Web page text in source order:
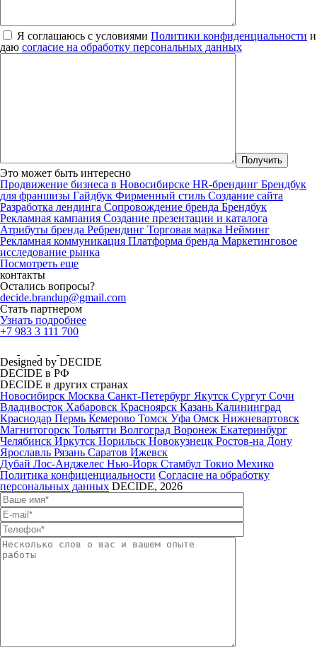
Я соглашаюсь с условиями Политики конфиденциальности и
даю согласие на обработку персональных данных
Это может быть интересно
Продвижение бизнеса в Новосибирске HR-брендинг Брендбук
для франшизы Гайдбук Фирменный стиль Создание сайта
Разработка лендинга Сопровождение бренда Брендбук
Рекламная кампания Создание презентации и каталога
Атрибуты бренда Ребрендинг Торговая марка Нейминг
Рекламная коммуникация Платформа бренда Маркетинговое
исследование рынка
Посмотреть еще
контакты
Остались вопросы?
decide.brandup@gmail.com
Стать партнером
Узнать подробнее
+7 983 3 111 700
Designed by DECIDE
DECIDE в РФ
DECIDE в других странах
Новосибирск Москва Санкт-Петербург Якутск Сургут Сочи
Владивосток Хабаровск Красноярск Казань Калининград
Краснодар Пермь Кемерово Томск Уфа Омск Нижневартовск
Магнитогорск Тольятти Волгоград Воронеж Екатеринбург
Челябинск Иркутск Норильск Новокузнецк Ростов-на Дону
Ярославль Рязань Саратов Ижевск
Дубай Лос-Анджелес Нью-Йорк Стамбул Токио Мехико
Политика конфиценциальности Согласие на обработку
персональных данных DECIDE, 2026